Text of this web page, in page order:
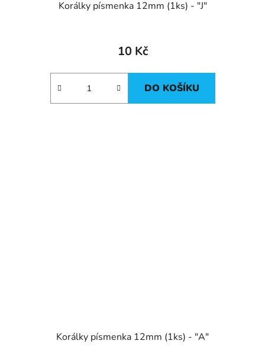
Korálky písmenka 12mm (1ks) - "J"
10 Kč
DO KOŠÍKU
Korálky písmenka 12mm (1ks) - "A"